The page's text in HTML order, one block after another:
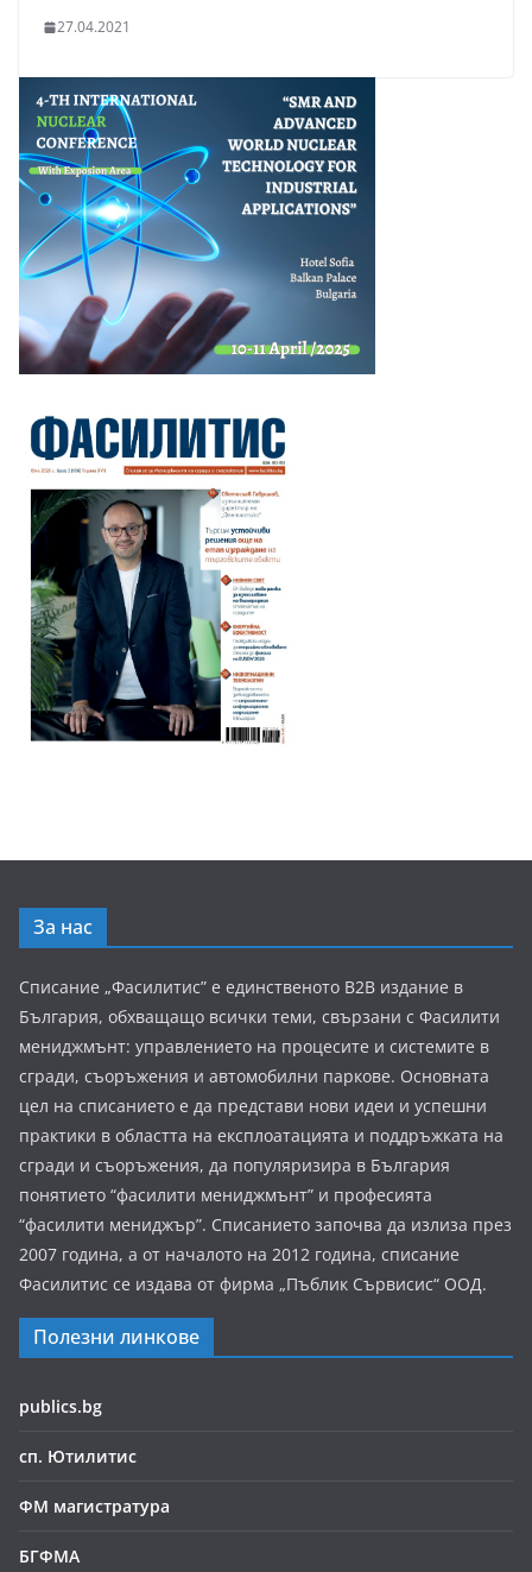
27.04.2021
За нас
Списание „Фасилитис” е единственото B2B издание в
България, обхващащо всички теми, свързани с Фасилити
мениджмънт: управлението на процесите и системите в
сгради, съоръжения и автомобилни паркове. Основната
цел на списанието е да представи нови идеи и успешни
практики в областта на експлоатацията и поддръжката на
сгради и съоръжения, да популяризира в България
понятието “фасилити мениджмънт” и професията
“фасилити мениджър”. Списанието започва да излиза през
2007 година, а от началото на 2012 година, списание
Фасилитис се издава от фирма „Пъблик Сървисис“ ООД.
Полезни линкове
publics.bg
сп. Ютилитис
ФМ магистратура
БГФМА